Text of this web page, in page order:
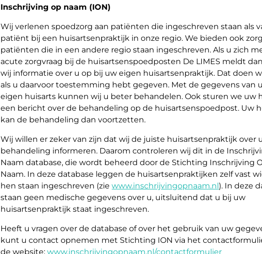
Inschrijving op naam (ION)
Wij verlenen spoedzorg aan patiënten die ingeschreven staan als
patiënt bij een huis­artsenpraktijk in onze regio. We bieden ook
patiënten die in een andere regio staan ingeschreven. Als u zich
acute zorgvraag bij de huis­artsenspoedposten De LIMES meldt
wij informatie over u op bij uw eigen huisartsenpraktijk. Dat doen
als u daarvoor toestemming hebt gegeven. Met de gegevens van
eigen huisarts kunnen wij u beter behandelen. Ook sturen we uw
een bericht over de behandeling op de huisartsenspoedpost. Uw
kan de behandeling dan voortzetten.
Wij willen er zeker van zijn dat wij de juiste huisartsenpraktijk over
behandeling informeren. Daarom controleren wij dit in de
Naam database, die wordt beheerd door de Stichting Inschrijving
Naam. In deze database leggen de huisartsenpraktijken zelf vast
hen staan ingeschreven (ziewww.inschrijvingopnaam.nl). In deze
staan geen medische gegevens over u, uitsluitend dat u bij uw
huisartsenpraktijk staat ingeschreven.
Heeft u vragen over de database of over het gebruik van uw
kunt u contact opnemen met Stichting ION via het
de website:www.inschrijvingopnaam.nl/contactformulier